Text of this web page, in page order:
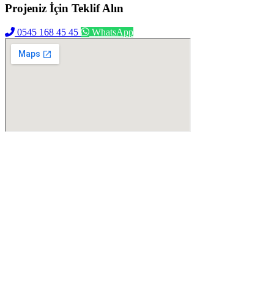
Projeniz İçin Teklif Alın
0545 168 45 45 WhatsApp